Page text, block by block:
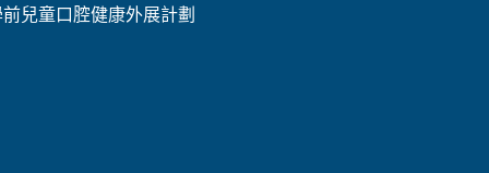
前兒童口腔健康外展計劃